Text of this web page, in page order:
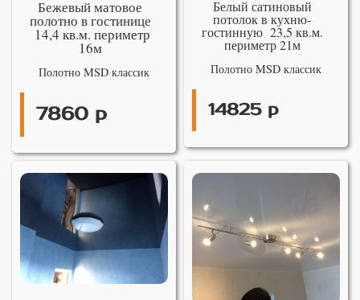
Бежевый матовое
полотно в гостинице
14,4 кв.м. периметр
16м
Полотно MSD классик
7860 р
Белый сатиновый
потолок в кухню-
гостинную 23,5 кв.м.
периметр 21м
Полотно MSD классик
14825 р